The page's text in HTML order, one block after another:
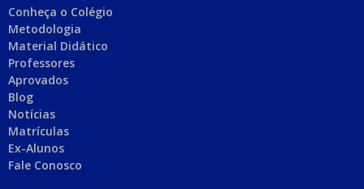
Conheça o Colégio
Metodologia
Material Didático
Professores
Aprovados
Blog
Notícias
Matrículas
Ex-Alunos
Fale Conosco